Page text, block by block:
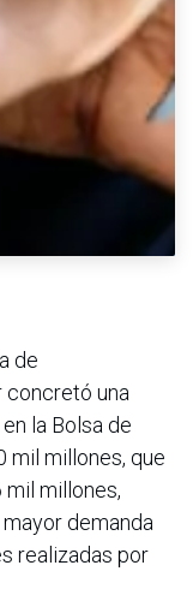
de
concretó una
la Bolsa de
mil millones, que
mil millones,
demanda
realizadas por